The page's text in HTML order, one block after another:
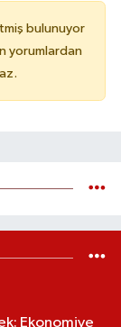
bulunuyor
yorumlardan
Ekonomiye